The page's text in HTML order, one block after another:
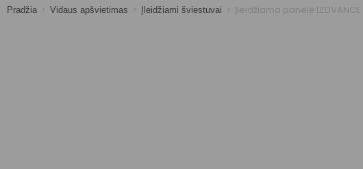
Pradžia > Vidaus apšvietimas > Įleidžiami šviestuvai > Įleidžiama panelė